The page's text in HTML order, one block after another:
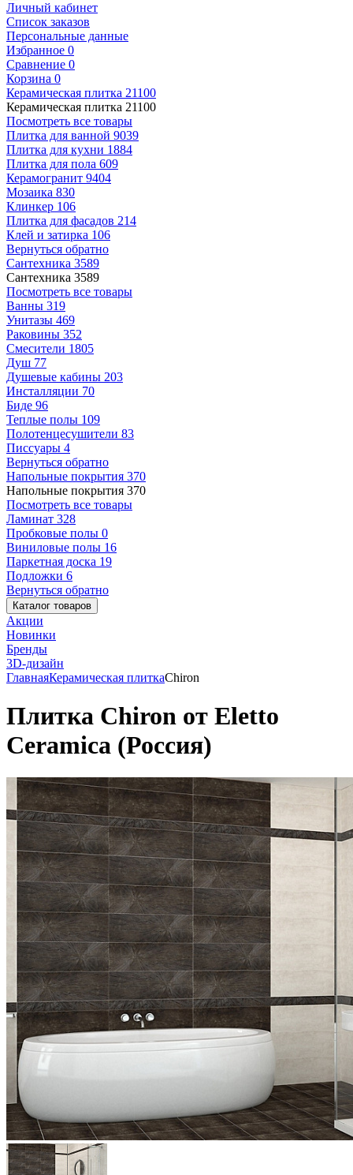
Личный кабинет
Список заказов
Персональные данные
Избранное 0
Сравнение 0
Корзина 0
Керамическая плитка 21100
Керамическая плитка 21100
Посмотреть все товары
Плитка для ванной 9039
Плитка для кухни 1884
Плитка для пола 609
Керамогранит 9404
Мозаика 830
Клинкер 106
Плитка для фасадов 214
Клей и затирка 106
Вернуться обратно
Сантехника 3589
Сантехника 3589
Посмотреть все товары
Ванны 319
Унитазы 469
Раковины 352
Смесители 1805
Душ 77
Душевые кабины 203
Инсталляции 70
Биде 96
Теплые полы 109
Полотенцесушители 83
Писсуары 4
Вернуться обратно
Напольные покрытия 370
Напольные покрытия 370
Посмотреть все товары
Ламинат 328
Пробковые полы 0
Виниловые полы 16
Паркетная доска 19
Подложки 6
Вернуться обратно
Каталог товаров
Акции
Новинки
Бренды
3D-дизайн
ГлавнаяКерамическая плиткаChiron
Плитка Chiron от Eletto
Ceramica (Россия)